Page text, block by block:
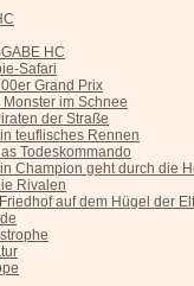
HC
Safari
Grand Prix
im Schnee
der Straße
teuflisches Rennen
Todeskommando
Champion geht durch die
Rivalen
auf dem Hügel der